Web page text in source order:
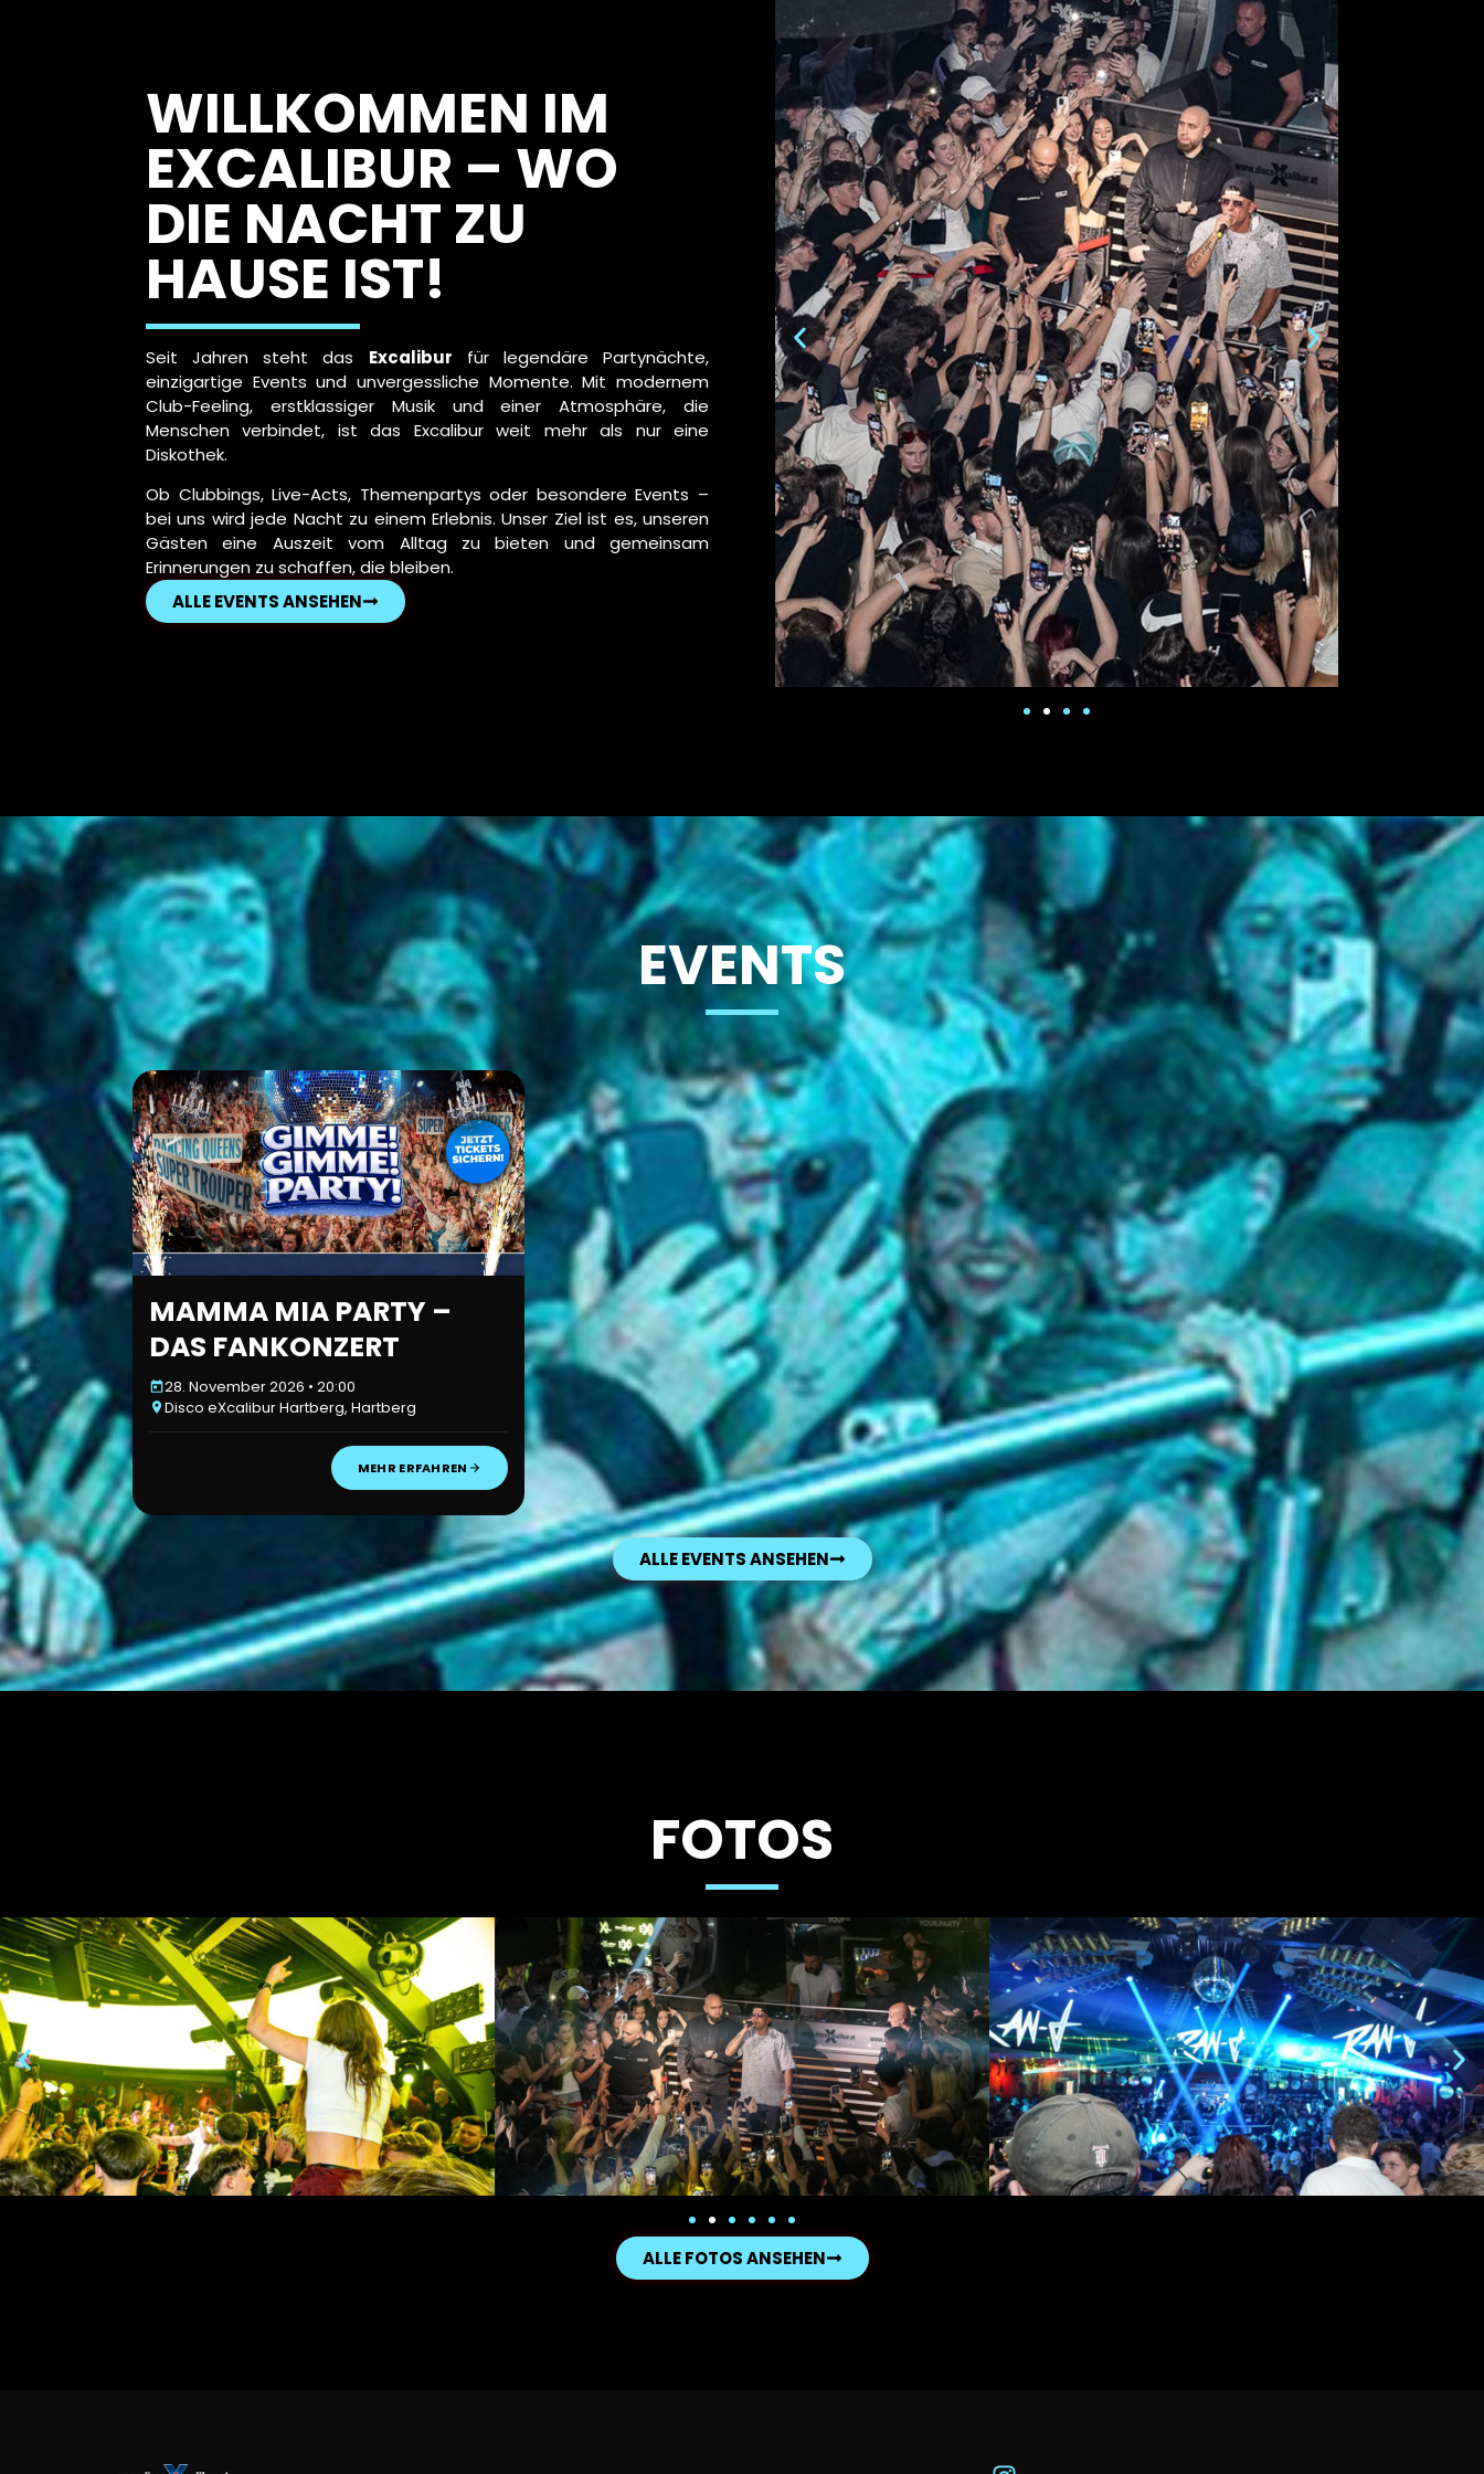
WILLKOMMEN IM
EXCALIBUR – WO
DIE NACHT ZU
HAUSE IST!
Seit Jahren steht das Excalibur für legendäre Partynächte,
einzigartige Events und unvergessliche Momente. Mit modernem
Club-Feeling, erstklassiger Musik und einer Atmosphäre, die
Menschen verbindet, ist das Excalibur weit mehr als nur eine
Diskothek.
Ob Clubbings, Live-Acts, Themenpartys oder besondere Events –
bei uns wird jede Nacht zu einem Erlebnis. Unser Ziel ist es, unseren
Gästen eine Auszeit vom Alltag zu bieten und gemeinsam
Erinnerungen zu schaffen, die bleiben.
ALLE EVENTS ANSEHEN
EVENTS
MAMMA MIA PARTY –
DAS FANKONZERT
28. November 2026 • 20:00
Disco eXcalibur Hartberg, Hartberg
MEHR ERFAHREN
ALLE EVENTS ANSEHEN
FOTOS
ALLE FOTOS ANSEHEN